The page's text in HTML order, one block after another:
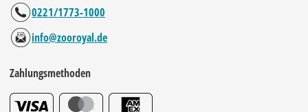
0221/1773-1000
info@zooroyal.de
Zahlungsmethoden